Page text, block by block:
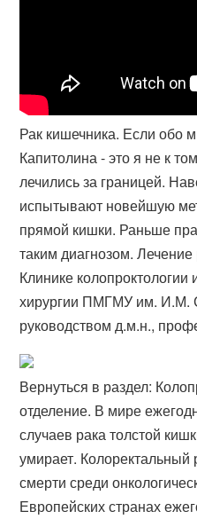
Рак кишечника. Если обо
Капитолина - это я не к
лечились за границей.
испытывают новейшую
прямой кишки. Раньше
таким диагнозом.
Клинике
хирургии ПМГМУ им. И.М.
руководством д.м.н.,
Вернуться в раздел:
отделение. В мире
случаев рака толстой
умирает.
смерти среди
Европейских странах